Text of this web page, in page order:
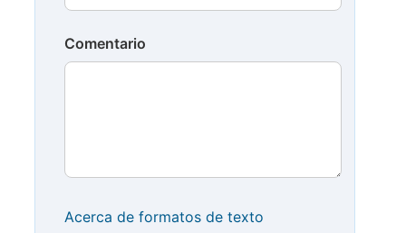
Comentario
Acerca de formatos de texto